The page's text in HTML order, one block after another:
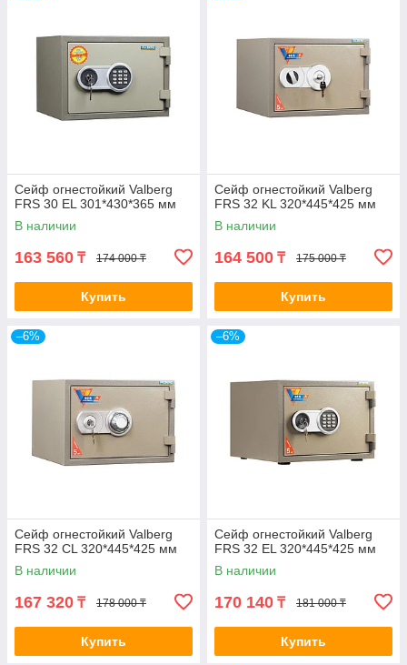
Сейф огнестойкий Valberg
FRS 30 EL 301*430*365 мм
В наличии
163 560 ₸ 174 000 ₸
Купить
Сейф огнестойкий Valberg
FRS 32 KL 320*445*425 мм
В наличии
164 500 ₸ 175 000 ₸
Купить
–6%
Сейф огнестойкий Valberg
FRS 32 CL 320*445*425 мм
В наличии
167 320 ₸ 178 000 ₸
Купить
–6%
Сейф огнестойкий Valberg
FRS 32 EL 320*445*425 мм
В наличии
170 140 ₸ 181 000 ₸
Купить